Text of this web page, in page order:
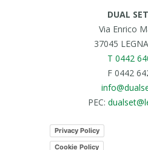
DUAL SET
Via Enrico
37045
T 0442
F 0442
PEC:
Privacy Policy
Cookie Policy